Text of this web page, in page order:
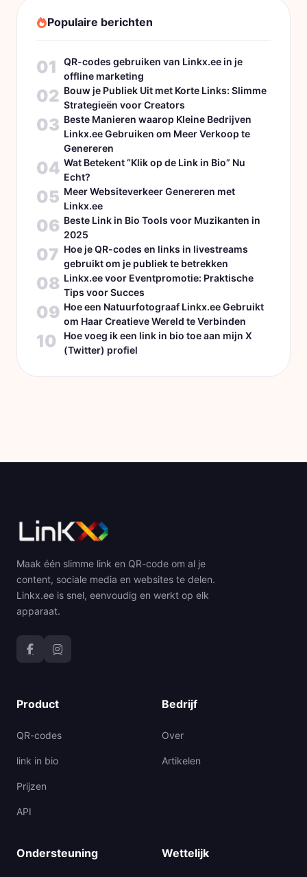
Populaire berichten
01
QR-codes gebruiken van Linkx.ee in je
offline marketing
02 Bouw je Publiek Uit met Korte Links: Slimme
Strategieën voor Creators
03 Beste Manieren waarop Kleine Bedrijven
Linkx.ee Gebruiken om Meer Verkoop te
Genereren
04 Wat Betekent “Klik op de Link in Bio” Nu
Echt?
05 Meer Websiteverkeer Genereren met
Linkx.ee
06 Beste Link in Bio Tools voor Muzikanten in
2025
07 Hoe je QR-codes en links in livestreams
gebruikt om je publiek te betrekken
08 Linkx.ee voor Eventpromotie: Praktische
Tips voor Succes
09 Hoe een Natuurfotograaf Linkx.ee Gebruikt
om Haar Creatieve Wereld te Verbinden
10
Hoe voeg ik een link in bio toe aan mijn X
(Twitter) profiel
Maak één slimme link en QR-code om al je
content, sociale media en websites te delen.
Linkx.ee is snel, eenvoudig en werkt op elk
apparaat.
Product
QR-codes
link in bio
Prijzen
API
Bedrijf
Over
Artikelen
Ondersteuning Wettelijk